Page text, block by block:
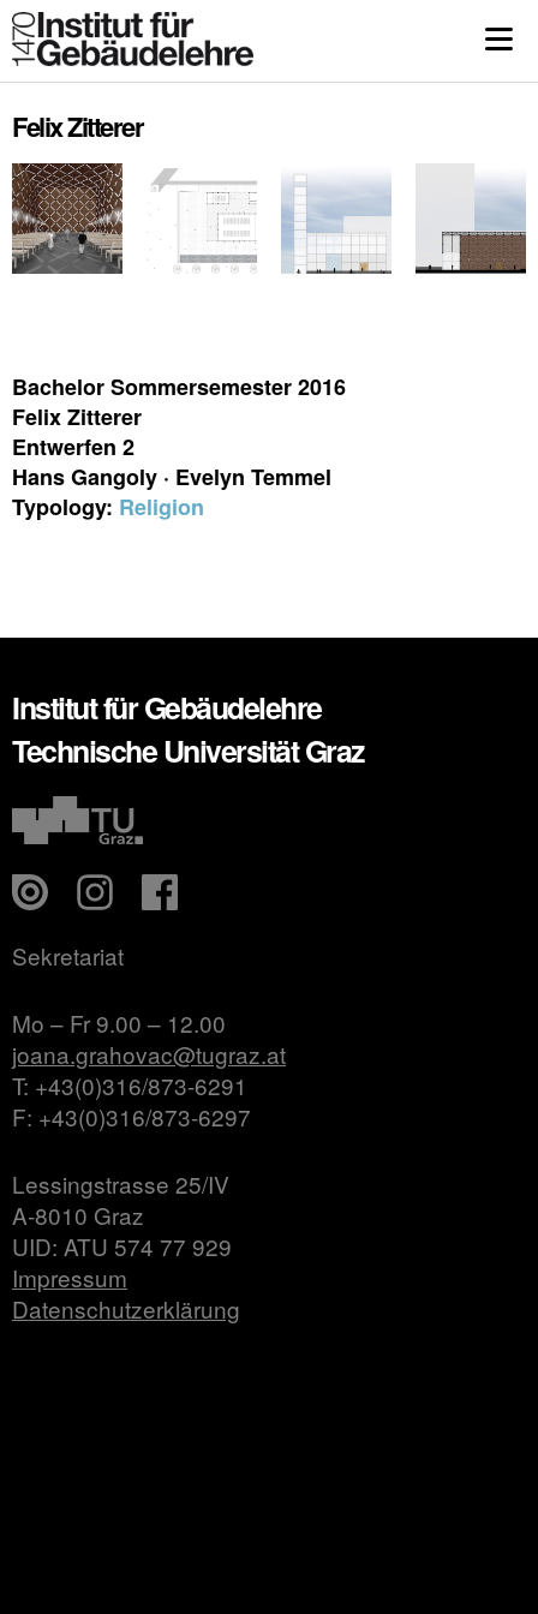
Felix Zitterer
Bachelor Sommersemester 2016
Felix Zitterer
Entwerfen 2
Hans Gangoly · Evelyn Temmel
Typology: Religion
Institut für Gebäudelehre
Technische Universität Graz
Sekretariat
Mo – Fr 9.00 – 12.00
joana.grahovac@tugraz.at
T: +43(0)316/873-6291
F: +43(0)316/873-6297
Lessingstrasse 25/IV
A-8010 Graz
UID: ATU 574 77 929
Impressum
Datenschutzerklärung